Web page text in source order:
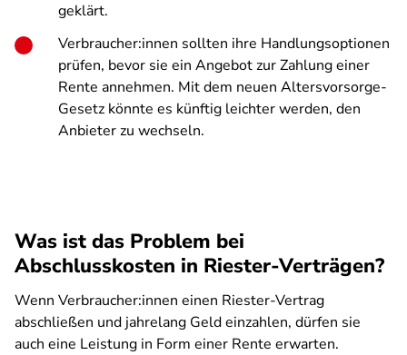
geklärt.
Verbraucher:innen sollten ihre Handlungsoptionen
prüfen, bevor sie ein Angebot zur Zahlung einer
Rente annehmen. Mit dem neuen Altersvorsorge-
Gesetz könnte es künftig leichter werden, den
Anbieter zu wechseln.
Was ist das Problem bei
Abschlusskosten in Riester-Verträgen?
Wenn Verbraucher:innen einen Riester-Vertrag
abschließen und jahrelang Geld einzahlen, dürfen sie
auch eine Leistung in Form einer Rente erwarten.